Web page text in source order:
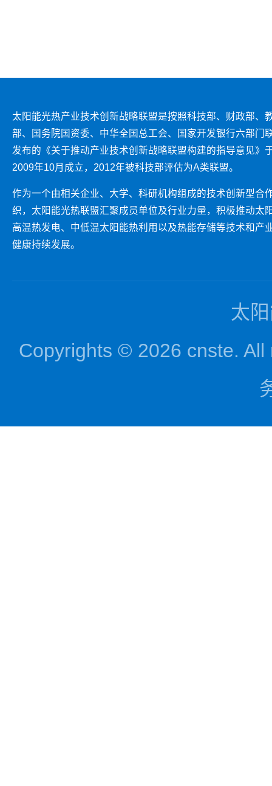
太阳能光热产业技术创新战略联盟是按照科技部、财政部、
部、国务院国资委、中华全国总工会、国家开发银行六部门
发布的《关于推动产业技术创新战略联盟构建的指导意见》
2009年10月成立，2012年被科技部评估为A类联盟。
作为一个由相关企业、大学、科研机构组成的技术创新型合
织，太阳能光热联盟汇聚成员单位及行业力量，积极推动太
高温热发电、中低温太阳能热利用以及热能存储等技术和产
健康持续发展。
太
Copyrights © 2026 cnste. All